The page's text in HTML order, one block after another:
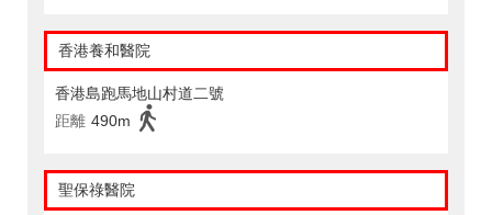
香港養和醫院
香港島跑馬地山村道二號
距離 490m
聖保祿醫院